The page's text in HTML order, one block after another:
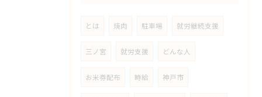
とは 焼肉 駐車場 就労継続支援
三ノ宮 就労支援 どんな人
お米券配布 時給 神戸市